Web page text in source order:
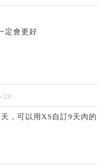
定會更好
20
，可以用XS自訂9天內的